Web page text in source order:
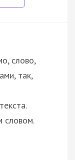
слово,
так,
словом.